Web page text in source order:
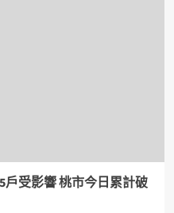
戶受影響 桃市今日累計破